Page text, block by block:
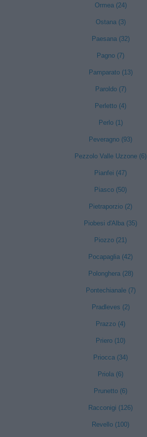
Ormea (24)
Ostana (3)
Paesana (32)
Pagno (7)
Pamparato (13)
Paroldo (7)
Perletto (4)
Perlo (1)
Peveragno (93)
Pezzolo Valle Uzzone (6)
Pianfei (47)
Piasco (50)
Pietraporzio (2)
Piobesi d'Alba (35)
Piozzo (21)
Pocapaglia (42)
Polonghera (28)
Pontechianale (7)
Pradleves (2)
Prazzo (4)
Priero (10)
Priocca (34)
Priola (6)
Prunetto (6)
Racconigi (126)
Revello (100)